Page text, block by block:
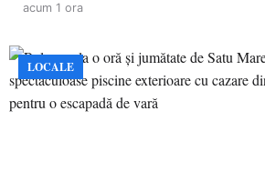
acum 1 ora
LOCALE